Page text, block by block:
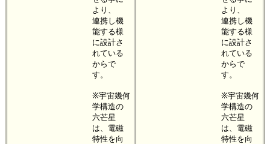
より、
連携し機
能する様
に設計さ
れている
からで
す。
※宇宙幾何
学構造の
六芒星
は、電磁
特性を向
より、
連携し機
能する様
に設計さ
れている
からで
す。
※宇宙幾何
学構造の
六芒星
は、電磁
特性を向